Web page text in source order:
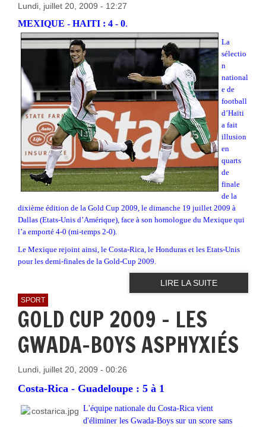
Lundi, juillet 20, 2009 - 12:27
MEXIQUE - HAITI : 4 - 0.
La
sélectio
n
national
e de
football
d’Haïti
a fait
illusion
en
quarts
de
finale
de la
dixième édition de la Gold Cup 2009, le dimanche 19 juillet 2009 à
Dallas (Etats-Unis d’Amérique), face à son homologue du Mexique qui
l’a emporté 4-0 (mi-temps 2-0).
Le Mexique rejoint ainsi, le Costa-Rica, le Honduras et les Etats-Unis
pour les demi-finales de la Gold-Cup 2009.
LIRE LA SUITE
SPORT
GOLD CUP 2009 - LES
GWADA-BOYS ASPHYXIÉS
Lundi, juillet 20, 2009 - 00:26
Costa-Rica - Guadeloupe : 5 à 1
L'équipe nationale du Costa-Rica vient
d'éliminer les Gwada-Boys sur un score sans